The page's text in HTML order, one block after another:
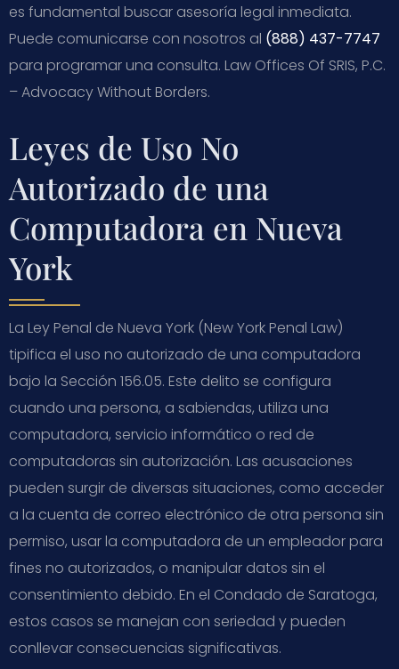
es fundamental buscar asesoría legal inmediata.
Puede comunicarse con nosotros al (888) 437-7747
para programar una consulta. Law Offices Of SRIS, P.C.
– Advocacy Without Borders.
Leyes de Uso No
Autorizado de una
Computadora en Nueva
York
La Ley Penal de Nueva York (New York Penal Law)
tipifica el uso no autorizado de una computadora
bajo la Sección 156.05. Este delito se configura
cuando una persona, a sabiendas, utiliza una
computadora, servicio informático o red de
computadoras sin autorización. Las acusaciones
pueden surgir de diversas situaciones, como acceder
a la cuenta de correo electrónico de otra persona sin
permiso, usar la computadora de un empleador para
fines no autorizados, o manipular datos sin el
consentimiento debido. En el Condado de Saratoga,
estos casos se manejan con seriedad y pueden
conllevar consecuencias significativas.